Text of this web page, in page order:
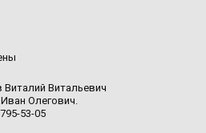
Витальевич
Олегович.
53-05